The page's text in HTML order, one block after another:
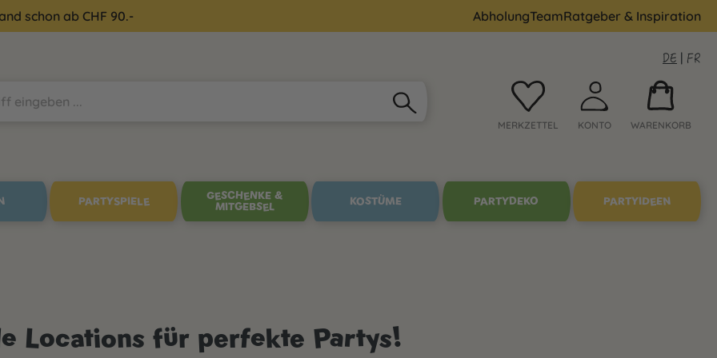
schon ab CHF 90.- AbholungTeamRatgeber & Inspiration
DE | FR
MERKZETTEL KONTO WARENKORB
PARTYSPIELE
GESCHENKE &
MITGEBSEL
KOSTÜME PARTYDEKO PARTYIDEEN
Locations für perfekte Partys!